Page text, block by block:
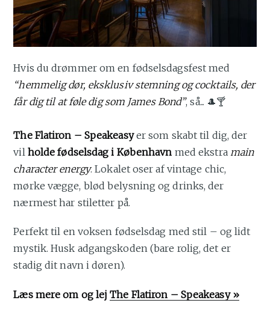
Hvis du drømmer om en fødselsdagsfest med
“hemmelig dør, eksklusiv stemning og cocktails, der
får dig til at føle dig som James Bond”, så... 🎩🍸
The Flatiron – Speakeasyer som skabt til dig, der
vil holde fødselsdag i København med ekstra main
character energy. Lokalet oser af vintage chic,
mørke vægge, blød belysning og drinks, der
nærmest har stiletter på.
Perfekt til en voksen fødselsdag med stil – og lidt
mystik. Husk adgangskoden (bare rolig, det er
stadig dit navn i døren).
Læs mere om og lejThe Flatiron – Speakeasy »